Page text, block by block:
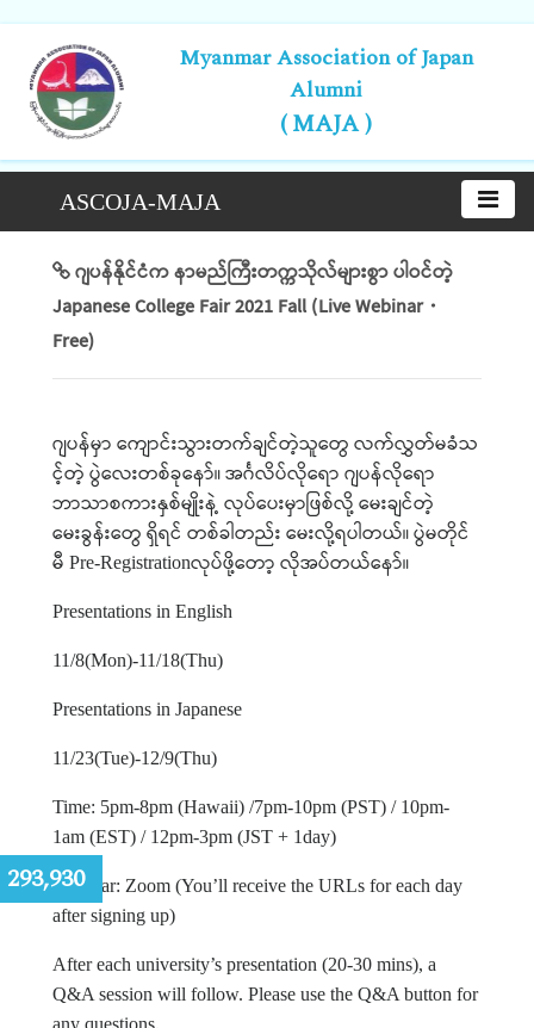
Myanmar Association of Japan
Alumni
( MAJA )
ASCOJA-MAJA
ဂျပန်နိုင်ငံက နာမည်ကြီးတက္ကသိုလ်များစွာ ပါဝင်တဲ့
Japanese College Fair 2021 Fall (Live Webinar・
Free)
ဂျပန်မှာ ကျောင်းသွားတက်ချင်တဲ့သူတွေ လက်လွှတ်မခံသ
င့်တဲ့ ပွဲလေးတစ်ခုနော်။အင်္ဂလိပ်လိုရော ဂျပန်လိုရော
ဘာသာစကားနှစ်မျိုးနဲ့ လုပ်ပေးမှာဖြစ်လို့မေးချင်တဲ့
မေးခွန်းတွေ ရှိရင် တစ်ခါတည်း မေးလို့ရပါတယ်။ပွဲမတိုင်
မီ Pre-Registrationလုပ်ဖို့တော့ လိုအပ်တယ်နော်။
Presentations in English
11/8(Mon)-11/18(Thu)
Presentations in Japanese
11/23(Tue)-12/9(Thu)
Time: 5pm-8pm (Hawaii) /7pm-10pm (PST) / 10pm-
1am (EST) / 12pm-3pm (JST + 1day)
Webinar: Zoom (You’ll receive the URLs for each day
after signing up)
After each university’s presentation (20-30 mins), a
Q&A session will follow. Please use the Q&A button for
any questions.
293,930